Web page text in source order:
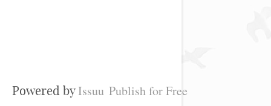
Powered byIssuu Publish for Free